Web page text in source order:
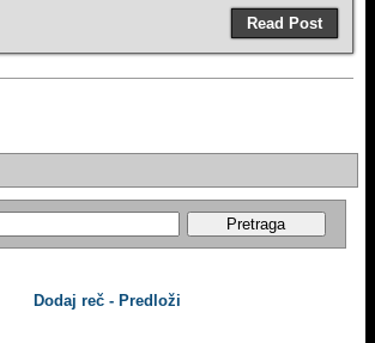
Read Post
Dodaj reč - Predloži